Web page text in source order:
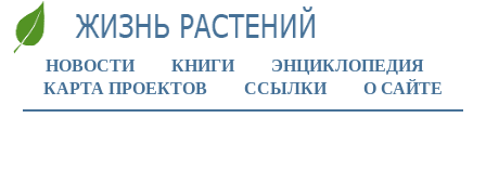
НОВОСТИ КНИГИ
ЭНЦИКЛОПЕДИЯ
КАРТА ПРОЕКТОВ
ССЫЛКИ О САЙТЕ